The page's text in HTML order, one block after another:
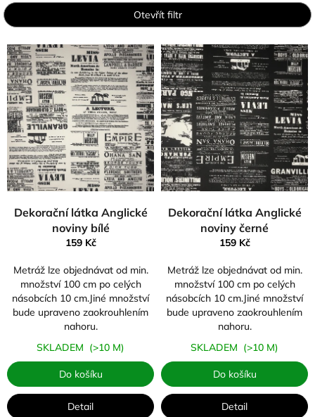
p
r
o
d
u
k
t
ů
Otevřít filtr
V
ý
p
s
p
o
d
u
Dekorační látka Anglické
noviny bílé
159 Kč
Metráž lze objednávat od min.
množství 100 cm po celých
násobcích 10 cm.Jiné množství
bude upraveno zaokrouhlením
nahoru.
SKLADEM (>10 M)
Do košíku
Detail
Dekorační látka Anglické
noviny černé
159 Kč
Metráž lze objednávat od min.
množství 100 cm po celých
násobcích 10 cm.Jiné množství
bude upraveno zaokrouhlením
nahoru.
SKLADEM (>10 M)
Do košíku
Detail